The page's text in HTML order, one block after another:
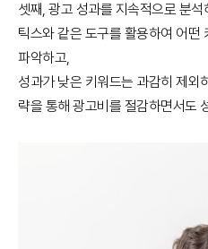
셋째, 광고 성과를 지속적으로 분
틱스와 같은 도구를 활용하여 어떤
파악하고,
성과가 낮은 키워드는 과감히 제외
략을 통해 광고비를 절감하면서도